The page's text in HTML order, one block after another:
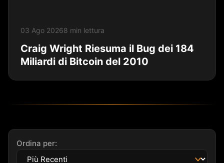
03 Ago 20268 min lettura
Craig Wright Riesuma il Bug dei 184
Miliardi di Bitcoin del 2010
Ordina per: